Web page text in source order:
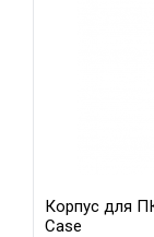
Корпус для
Case